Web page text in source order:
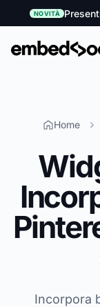
NOVITÀ
Home
Incorpora